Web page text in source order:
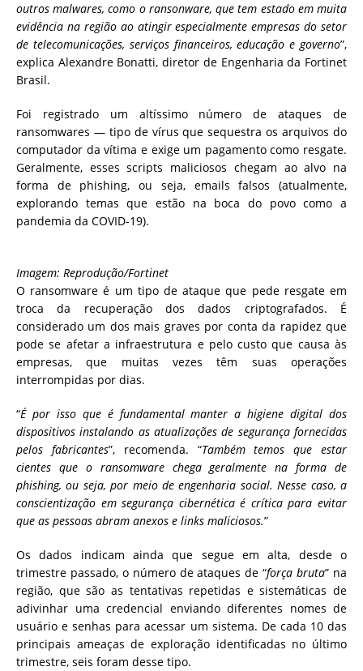
outros malwares, como o ransonware, que tem estado em muita
evidência na região ao atingir especialmente empresas do setor
de telecomunicações, serviços financeiros, educação e governo”,
explica Alexandre Bonatti, diretor de Engenharia da Fortinet
Brasil.
Foi registrado um altíssimo número de ataques de
ransomwares — tipo de vírus que sequestra os arquivos do
computador da vítima e exige um pagamento como resgate.
Geralmente, esses scripts maliciosos chegam ao alvo na
forma de phishing, ou seja, emails falsos (atualmente,
explorando temas que estão na boca do povo como a
pandemia da COVID-19).
Imagem: Reprodução/Fortinet
O ransomware é um tipo de ataque que pede resgate em
troca da recuperação dos dados criptografados. É
considerado um dos mais graves por conta da rapidez que
pode se afetar a infraestrutura e pelo custo que causa às
empresas, que muitas vezes têm suas operações
interrompidas por dias.
“É por isso que é fundamental manter a higiene digital dos
dispositivos instalando as atualizações de segurança fornecidas
pelos fabricantes”, recomenda. “Também temos que estar
cientes que o ransomware chega geralmente na forma de
phishing, ou seja, por meio de engenharia social. Nesse caso, a
conscientização em segurança cibernética é crítica para evitar
que as pessoas abram anexos e links maliciosos.”
Os dados indicam ainda que segue em alta, desde o
trimestre passado, o número de ataques de “força bruta” na
região, que são as tentativas repetidas e sistemáticas de
adivinhar uma credencial enviando diferentes nomes de
usuário e senhas para acessar um sistema. De cada 10 das
principais ameaças de exploração identificadas no último
trimestre, seis foram desse tipo.